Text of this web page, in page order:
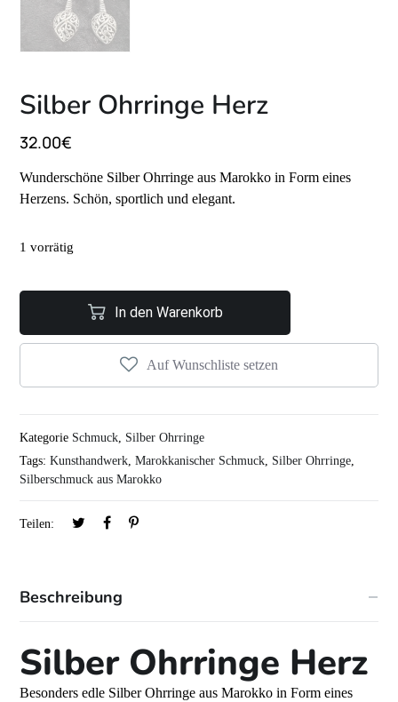
Silber Ohrringe Herz
32.00€
Wunderschöne Silber Ohrringe aus Marokko in Form eines
Herzens. Schön, sportlich und elegant.
1 vorrätig
In den Warenkorb
Auf Wunschliste setzen
Kategorie Schmuck, Silber Ohrringe
Tags:Kunsthandwerk,Marokkanischer Schmuck, Silber Ohrringe,
Silberschmuck aus Marokko
Teilen:
Beschreibung
Silber Ohrringe Herz
Besonders edle Silber Ohrringe aus Marokko in Form eines